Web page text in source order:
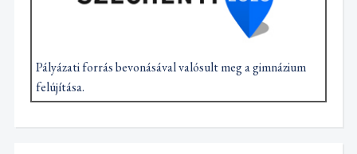
Pályázati forrás bevonásával valósult meg a gimnázium
felújítása.